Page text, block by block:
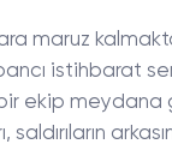
maruz
istihbarat
ekip meydana